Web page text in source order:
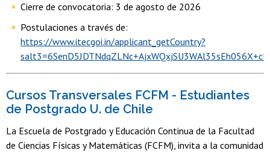
Cierre de convocatoria: 3 de agosto de 2026
Postulaciones a través de:
https://www.itecgoi.in/applicant_getCountry?
Cursos Transversales FCFM - Estudiantes
de Postgrado U. de Chile
La Escuela de Postgrado y Educación Continua de la Facultad
de Ciencias Físicas y Matemáticas (FCFM), invita a la comunidad